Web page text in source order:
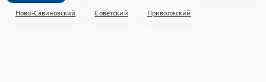
Ново-Савиновский Советский Приволжский